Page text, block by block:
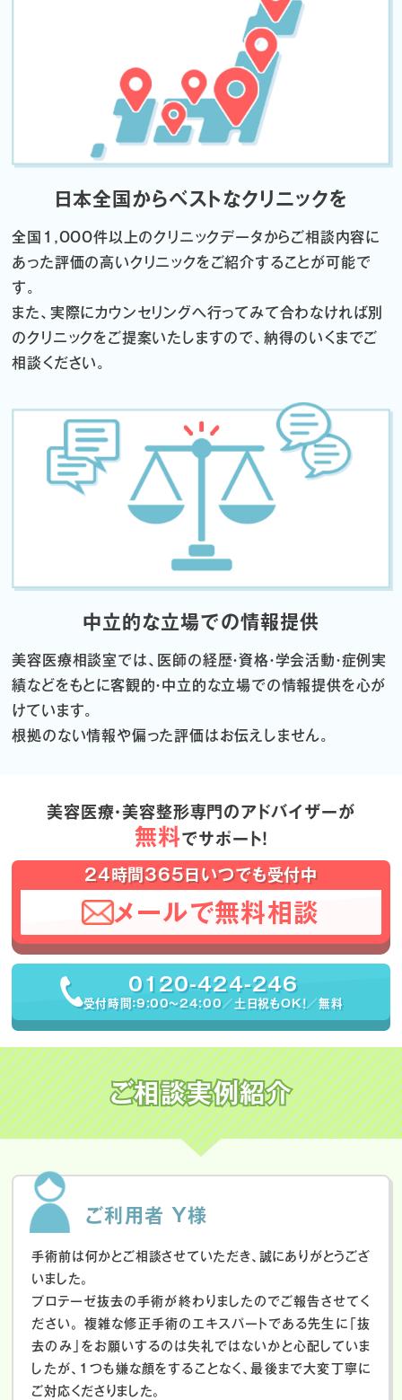
日本全国からベストなクリニックを
全国1,000件以上のクリニックデータからご相談内容に
あった評価の高いクリニックをご紹介することが可能で
す。
また、実際にカウンセリングへ行ってみて合わなければ別
のクリニックをご提案いたしますので、納得のいくまでご
相談ください。
中立的な立場での情報提供
美容医療相談室では、医師の経歴・資格・学会活動・症例実
績などをもとに客観的・中立的な立場での情報提供を心が
けています。
根拠のない情報や偏った評価はお伝えしません。
美容医療・美容整形専門のアドバイザーが
無料でサポート！
24時間365日いつでも受付中
メールで無料相談
0120-424-246
受付時間：9:00〜24:00／土日祝もOK！／無料
ご相談実例紹介
ご利用者 Y様
手術前は何かとご相談させていただき、誠にありがとうござ
いました。
プロテーゼ抜去の手術が終わりましたのでご報告させてく
ださい。
複雑な修正手術のエキスパートである先生に「抜
去のみ」をお願いするのは失礼ではないかと心配していま
したが、１つも嫌な顔をすることなく、最後まで大変丁寧に
ご対応くださりました。